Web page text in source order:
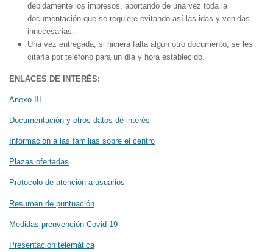
debidamente los impresos, aportando de una vez toda la
documentación que se requiere evitando así las idas y venidas
innecesarias.
Una vez entregada, si hiciera falta algún otro documento, se les
citaría por teléfono para un día y hora establecido.
ENLACES DE INTERÉS:
Anexo III
Documentación y otros datos de interés
Información a las familias sobre el centro
Plazas ofertadas
Protocolo de atención a usuarios
Resumen de puntuación
Medidas prenvención Covid-19
Presentación telemática